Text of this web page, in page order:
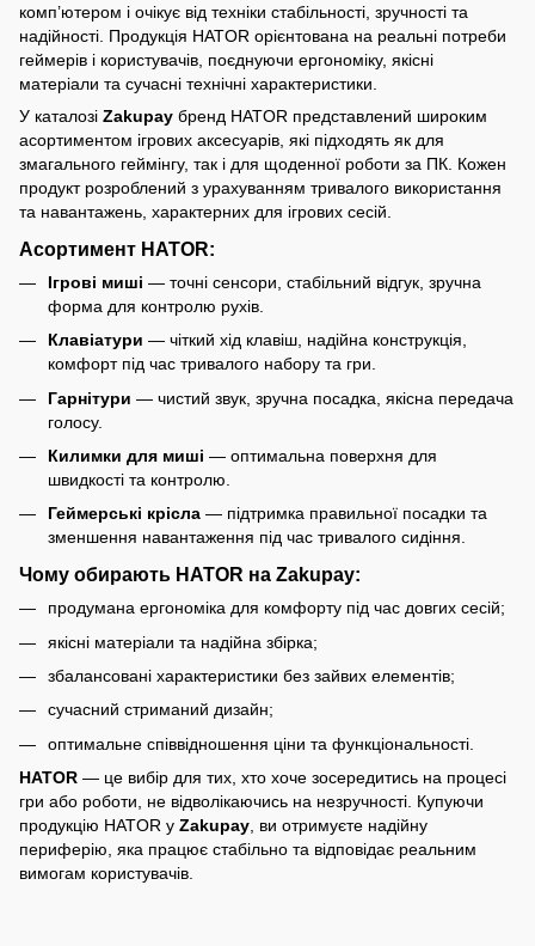
комп’ютером і очікує від техніки стабільності, зручності та
надійності. Продукція HATOR орієнтована на реальні потреби
геймерів і користувачів, поєднуючи ергономіку, якісні
матеріали та сучасні технічні характеристики.
У каталозі Zakupay бренд HATOR представлений широким
асортиментом ігрових аксесуарів, які підходять як для
змагального геймінгу, так і для щоденної роботи за ПК. Кожен
продукт розроблений з урахуванням тривалого використання
та навантажень, характерних для ігрових сесій.
Асортимент HATOR:
Ігрові миші — точні сенсори, стабільний відгук, зручна
форма для контролю рухів.
Клавіатури — чіткий хід клавіш, надійна конструкція,
комфорт під час тривалого набору та гри.
Гарнітури — чистий звук, зручна посадка, якісна передача
голосу.
Килимки для миші — оптимальна поверхня для
швидкості та контролю.
Геймерські крісла — підтримка правильної посадки та
зменшення навантаження під час тривалого сидіння.
Чому обирають HATOR на Zakupay:
продумана ергономіка для комфорту під час довгих сесій;
якісні матеріали та надійна збірка;
збалансовані характеристики без зайвих елементів;
сучасний стриманий дизайн;
оптимальне співвідношення ціни та функціональності.
HATOR — це вибір для тих, хто хоче зосередитись на процесі
гри або роботи, не відволікаючись на незручності. Купуючи
продукцію HATOR у Zakupay, ви отримуєте надійну
периферію, яка працює стабільно та відповідає реальним
вимогам користувачів.